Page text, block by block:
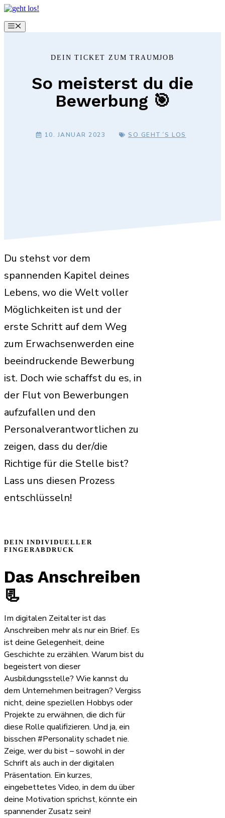
Zum
springenMenü
DEIN TICKET ZUM TRAUMJOB
So meisterst du die
Bewerbung 🎯
10. JANUAR 2023 SO GEHT´S LOS
Du stehst vor dem
spannenden Kapitel deines
Lebens, wo die Welt voller
Möglichkeiten ist und der
erste Schritt auf dem Weg
zum Erwachsenwerden eine
beeindruckende Bewerbung
ist. Doch wie schaffst du es, in
der Flut von Bewerbungen
aufzufallen und den
Personalverantwortlichen zu
zeigen, dass du der/die
Richtige für die Stelle bist?
Lass uns diesen Prozess
entschlüsseln!
DEIN INDIVIDUELLER
FINGERABDRUCK
Das Anschreiben
📃
Im digitalen Zeitalter ist das
Anschreiben mehr als nur ein Brief. Es
ist deine Gelegenheit, deine
Geschichte zu erzählen. Warum bist du
begeistert von dieser
Ausbildungsstelle? Wie kannst du
dem Unternehmen beitragen? Vergiss
nicht, deine speziellen Hobbys oder
Projekte zu erwähnen, die dich für
diese Rolle qualifizieren. Und ja, ein
bisschen #Personality schadet nie.
Zeige, wer du bist – sowohl in der
Schrift als auch in der digitalen
Präsentation. Ein kurzes,
eingebettetes Video, in dem du über
deine Motivation sprichst, könnte ein
spannender Zusatz sein!